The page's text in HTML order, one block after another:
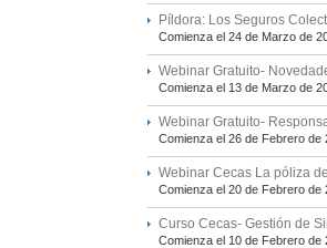
Píldora: Los Seguros
Comienza el 24 de Marzo de
Webinar Gratuito-
Comienza el 13 de Marzo de
Webinar Gratuito-
Comienza el 26 de Febrero de
Webinar Cecas La póliza
Comienza el 20 de Febrero de
Curso Cecas- Gestión de
Comienza el 10 de Febrero de